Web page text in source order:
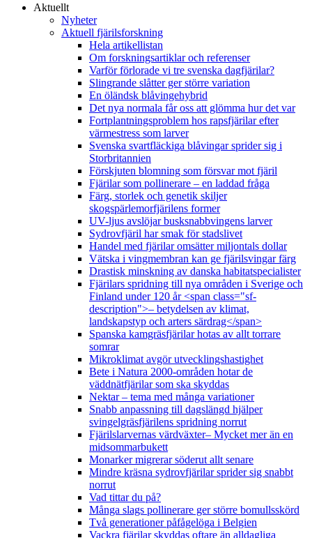
Aktuellt
Nyheter
Aktuell fjärilsforskning
Hela artikellistan
Om forskningsartiklar och referenser
Varför förlorade vi tre svenska dagfjärilar?
Slingrande slåtter ger större variation
En öländsk blåvingehybrid
Det nya normala får oss att glömma hur det var
Fortplantningsproblem hos rapsfjärilar efter
värmestress som larver
Svenska svartfläckiga blåvingar sprider sig i
Storbritannien
Förskjuten blomning som försvar mot fjäril
Fjärilar som pollinerare – en laddad fråga
Färg, storlek och genetik skiljer
skogspärlemorfjärilens former
UV-ljus avslöjar busksnabbvingens larver
Sydrovfjäril har smak för stadslivet
Handel med fjärilar omsätter miljontals dollar
Vätska i vingmembran kan ge fjärilsvingar färg
Drastisk minskning av danska habitatspecialister
Fjärilars spridning till nya områden i Sverige och
Finland under 120 år <span class="sf-
description">– betydelsen av klimat,
landskapstyp och arters särdrag</span>
Spanska kamgräsfjärilar hotas av allt torrare
somrar
Mikroklimat avgör utvecklingshastighet
Bete i Natura 2000-områden hotar de
väddnätfjärilar som ska skyddas
Nektar – tema med många variationer
Snabb anpassning till dagslängd hjälper
svingelgräsfjärilens spridning norrut
Fjärilslarvernas värdväxter– Mycket mer än en
midsommarbukett
Monarker migrerar söderut allt senare
Mindre kräsna sydrovfjärilar sprider sig snabbt
norrut
Vad tittar du på?
Många slags pollinerare ger större bomullsskörd
Två generationer påfågelöga i Belgien
Vackra fjärilar skyddas oftare än alldagliga